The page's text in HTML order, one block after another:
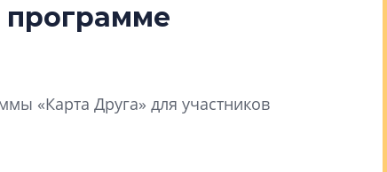
программе
«Карта Друга» для участников